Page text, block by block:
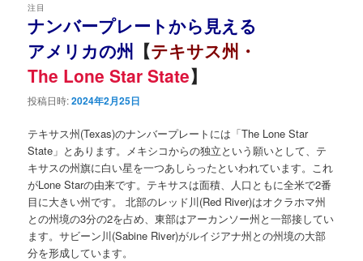
ナンバープレートから見える
アメリカの州 【テキサス州・
The Lone Star State】
注目
投稿日時:2024年2月25日
テキサス州(Texas)のナンバープレートには「The Lone Star
State」とあります。メキシコからの独立という願いとして、テ
キサスの州旗に白い星を一つあしらったといわれています。これ
がLone Starの由来です。テキサスは面積、人口ともに全米で2番
目に大きい州です。 北部のレッド川(Red River)はオクラホマ州
との州境の3分の2を占め、東部はアーカンソー州と一部接してい
ます。サビーン川(Sabine River)がルイジアナ州との州境の大部
分を形成しています。